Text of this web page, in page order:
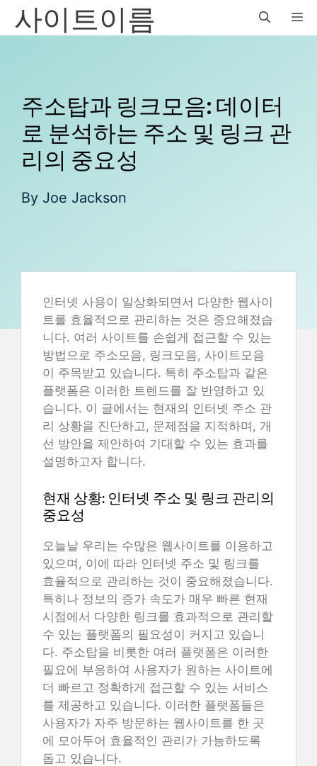
Skip사이트이름
주소탑과 링크모음: 데이터
로 분석하는 주소 및 링크 관
리의 중요성
By Joe Jackson
인터넷 사용이 일상화되면서 다양한 웹사이
트를 효율적으로 관리하는 것은 중요해졌습
니다. 여러 사이트를 손쉽게 접근할 수 있는
방법으로 주소모음, 링크모음, 사이트모음
이 주목받고 있습니다. 특히 주소탑과 같은
플랫폼은 이러한 트렌드를 잘 반영하고 있
습니다. 이 글에서는 현재의 인터넷 주소 관
리 상황을 진단하고, 문제점을 지적하며, 개
선 방안을 제안하여 기대할 수 있는 효과를
설명하고자 합니다.
현재 상황: 인터넷 주소 및 링크 관리의
중요성
오늘날 우리는 수많은 웹사이트를 이용하고
있으며, 이에 따라 인터넷 주소 및 링크를
효율적으로 관리하는 것이 중요해졌습니다.
특히나 정보의 증가 속도가 매우 빠른 현재
시점에서 다양한 링크를 효과적으로 관리할
수 있는 플랫폼의 필요성이 커지고 있습니
다. 주소탑을 비롯한 여러 플랫폼은 이러한
필요에 부응하여 사용자가 원하는 사이트에
더 빠르고 정확하게 접근할 수 있는 서비스
를 제공하고 있습니다. 이러한 플랫폼들은
사용자가 자주 방문하는 웹사이트를 한 곳
에 모아두어 효율적인 관리가 가능하도록
돕고 있습니다.